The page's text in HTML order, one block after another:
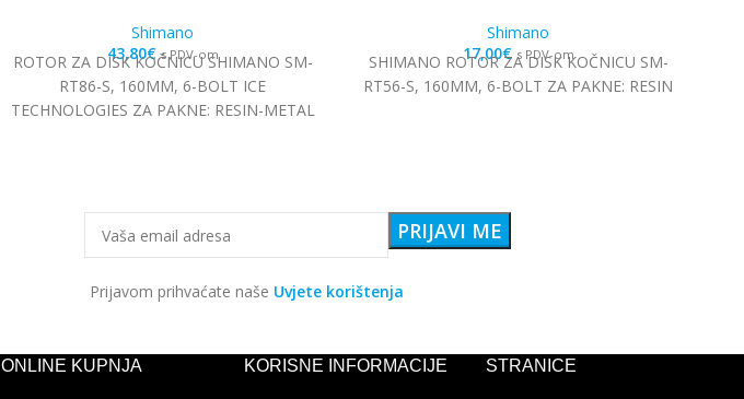
Shimano
43,80€ s PDV-om
ROTOR ZA DISK KOČNICU SHIMANO SM-
RT86-S, 160MM, 6-BOLT ICE
TECHNOLOGIES ZA PAKNE: RESIN-METAL
Shimano
17,00€ s PDV-om
SHIMANO ROTOR ZA DISK KOČNICU SM-
RT56-S, 160MM, 6-BOLT ZA PAKNE: RESIN
Prijavom prihvaćate naše Uvjete korištenja
ONLINE KUPNJA KORISNE INFORMACIJE STRANICE